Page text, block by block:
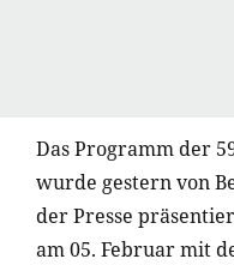
Das Programm der
wurde gestern von
der Presse
am 05. Februar mit